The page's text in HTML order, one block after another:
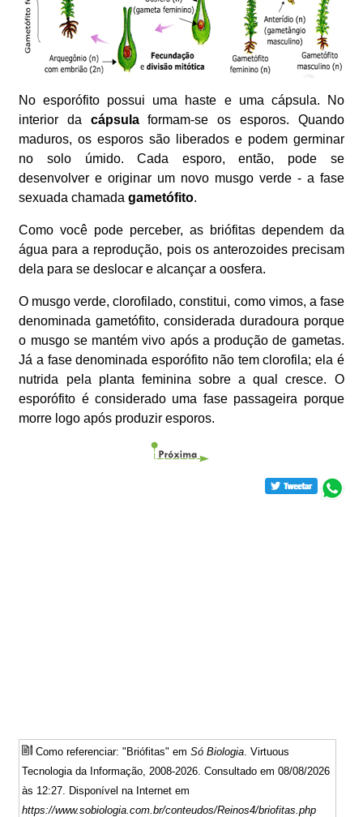
No esporófito possui uma haste e uma cápsula. No
interior da cápsulaformam-se os esporos. Quando
maduros, os esporos são liberados e podem germinar
no solo úmido. Cada esporo, então, pode se
desenvolver e originar um novo musgo verde - a fase
sexuada chamadagametófito.
Como você pode perceber, as briófitas dependem da
água para a reprodução, pois os anterozoides precisam
dela para se deslocar e alcançar a oosfera.
O musgo verde, clorofilado, constitui, como vimos, a fase
denominada gametófito, considerada duradoura porque
o musgo se mantém vivo após a produção de gametas.
Já a fase denominada esporófito não tem clorofila; ela é
nutrida pela planta feminina sobre a qual cresce. O
esporófito é considerado uma fase passageira porque
morre logo após produzir esporos.
Como referenciar: "Briófitas" emSó Biologia. Virtuous
Tecnologia da Informação, 2008-2026. Consultado em 08/08/2026
às 12:27. Disponível na Internet em
https://www.sobiologia.com.br/conteudos/Reinos4/briofitas.php